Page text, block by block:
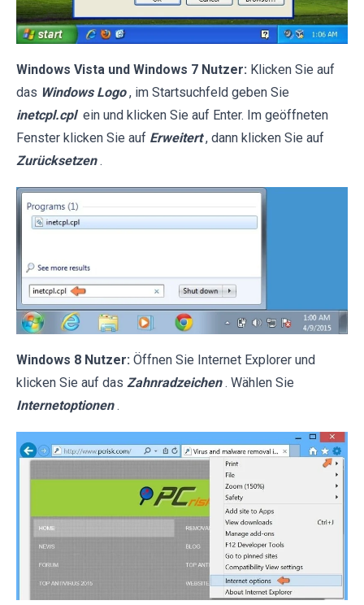
Windows Vista und Windows 7 Nutzer: Klicken Sie auf
das Windows Logo , im Startsuchfeld geben Sie
inetcpl.cpl ein und klicken Sie auf Enter. Im geöffneten
Fenster klicken Sie auf Erweitert , dann klicken Sie auf
Zurücksetzen .
Windows 8 Nutzer: Öffnen Sie Internet Explorer und
klicken Sie auf das Zahnradzeichen . Wählen Sie
Internetoptionen .